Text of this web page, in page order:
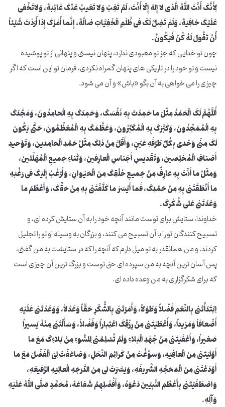
لِأَنَّکَ أَنْتَ اللَّهُ الَّذی لا إِلهَ إِلّا أَنْتَ، لَمْ تَغِبْ وَلا تَغیبُ عَنْکَ غائِبَهٌ، وَلاتَخْفی
عَلَیْکَ خافِیَهٌ، وَلَمْ تَضِلَّ لَکَ فی ظُلَمِ الْخَفِیَّاتِ ضالَّهٌ، إِنَّما أَمْرُکَ إِذا أَرَدْتَ شَیْئاً
أَنْ تَقُولَ لَهُ کُنْ فَیَکُونُ.
چون تو خدایی که جز تو معبودی ندارد، پنهان نیستی و پنهانی از تو پوشیده
نیست و تو خود را در تاریکی های پنهان گمراه نکردی، فرمان تو این است که اگر
چیزی را می خواهی به آن بگو «باش» و آن می شود.
أَللَّهُمَّ لَکَ الْحَمْدُ مِثْلَ ما حَمِدْتَ بِهِ نَفْسَکَ، وَحَمِدَکَ بِهِ الْحامِدُونَ، وَمَجَّدَکَ
بِهِ الْمُمَجِّدُونَ، وَکَبَّرَکَ بِهِ الْمُکَبِّرُونَ، وَعَظَّمَکَ بِهِ الْمُعَظِّمُونَ، حَتَّی یَکُونَ
لَکَ مِنّی وَحْدی بِکُلِّ طَرْفَهِ عَیْنٍ، وَأَقَلَّ مِنْ ذلِکَ مِثْلُ حَمْدِ الْحامِدینَ، وَتَوْحیدِ
أَصْنافِ الْمُخْلِصینَ، وَتَقْدیسِ أَجْناسِ الْعارِفینَ، وَثَناءِ جَمیعِ الْمُهَلِّلینَ،
وَمِثْلُ ما أَنْتَ بِهِ عارِفٌ مِنْ جَمیعِ خَلْقِکَ مِنَ الْحَیَوانِ، وَأَرْغَبُ إِلَیْکَ فی رَغْبَهِ
ما أَنْطَقْتَنی بِهِ مِنْ حَمْدِکَ، فَما أَیْسَرَ ما کَلَّفْتَنی بِهِ مِنْ حَقِّکَ، وَأَعْظَمَ ما
وَعَدْتَنی عَلی شُکْرِکَ.
خداوندا، ستایش برای توست مانند آنچه خود را به آن ستایش کرده ای، و
تسبیح کنندگان تو را با آن تسبیح می کنند، و بزرگان به وسیله او تو را تجلیل
کردند. و من همانقدر به تو میل دارم که آنچه را که در ستایشت به من گفتی،
پس آسان ترین آنچه به من سپرده ای حق توست و بزرگ ترین آن چیزی است
که برای شکرگزاری به من وعده داده ای.
اِبْتَدَأْتَنی بِالنِّعَمِ فَضْلاً وَطَوْلاً، وَأَمَرْتَنی بِالشُّکْرِ حَقّاً وَعَدْلاً، وَوَعَدْتَنی عَلَیْهِ
أَضْعافاً وَمَزیداً، وَأَعْطَیْتَنی مِنْ رِزْقِکَ اعْتِباراً وَفَضْلاً، وَسَأَلْتَنی مِنْهُ یَسیراً
صَغیراً، وَأَعْفَیْتَنی مِنْ جُهْدِ الْبَلاءِ وَلَمْ تُسْلِمْنی لِلسُّوءِ مِنْ بَلاءِکَ مَعَ ما
أَوْلَیْتَنی مِنَ الْعافِیَهِ، وَسَوَّغْتَ مِنْ کَرائِمِ النَّحْلِ، وَضاعَفْتَ لِیَ الْفَضْلَ مَعَ ما
أَوْدَعْتَنی مِنَ الْمَحَجَّهِ الشَّریفَهِ، وَیَسَّرْتَ لی مِنَ الدَّرَجَهِ الْعالِیَهِ الرَّفیعَهِ،
وَاصْطَفَیْتَنی بِأَعْظَمِ النَّبِیّینَ دَعْوَهً، وَأَفْضَلِهِمْ شَفاعَهً، مُحَمَّدٍ صَلَّی اللَّهُ عَلَیْهِ
وَآلِهِ.